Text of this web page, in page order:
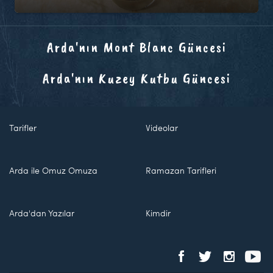
Arda'nın Mont Blanc Güncesi
Arda'nın Kuzey Kutbu Güncesi
Tarifler Videolar
Arda ile Omuz Omuza Ramazan Tarifleri
Arda'dan Yazılar Kimdir